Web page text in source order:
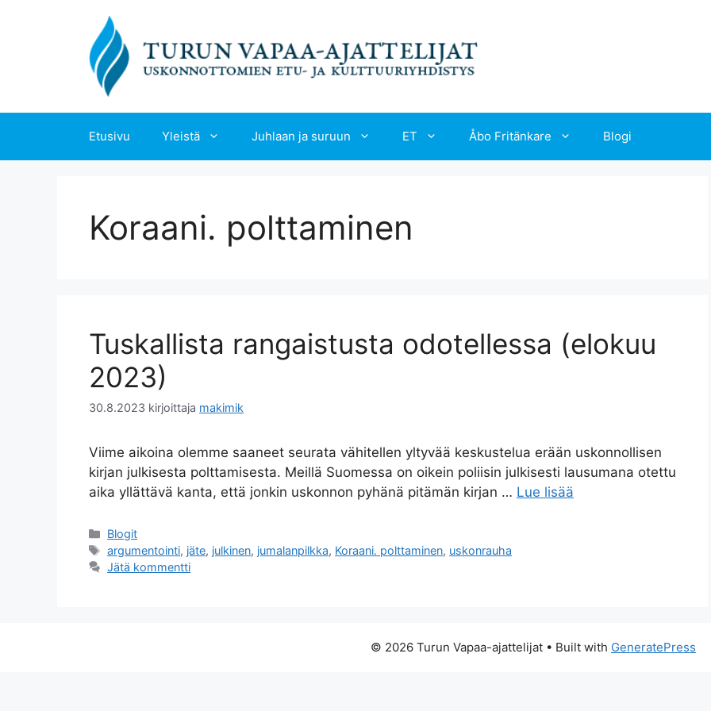
Etusivu Yleistä Juhlaan ja suruun ET Åbo Fritänkare Blogi
Koraani. polttaminen
Tuskallista rangaistusta odotellessa (elokuu
2023)
30.8.2023 kirjoittaja makimik
Viime aikoina olemme saaneet seurata vähitellen yltyvää keskustelua erään uskonnollisen
kirjan julkisesta polttamisesta. Meillä Suomessa on oikein poliisin julkisesti lausumana otettu
aika yllättävä kanta, että jonkin uskonnon pyhänä pitämän kirjan … Lue lisää
Kategoriat
Blogit
Avainsanat
argumentointi, jäte, julkinen, jumalanpilkka, Koraani. polttaminen, uskonrauha
Jätä kommentti
© 2026 Turun Vapaa-ajattelijat • Built with GeneratePress